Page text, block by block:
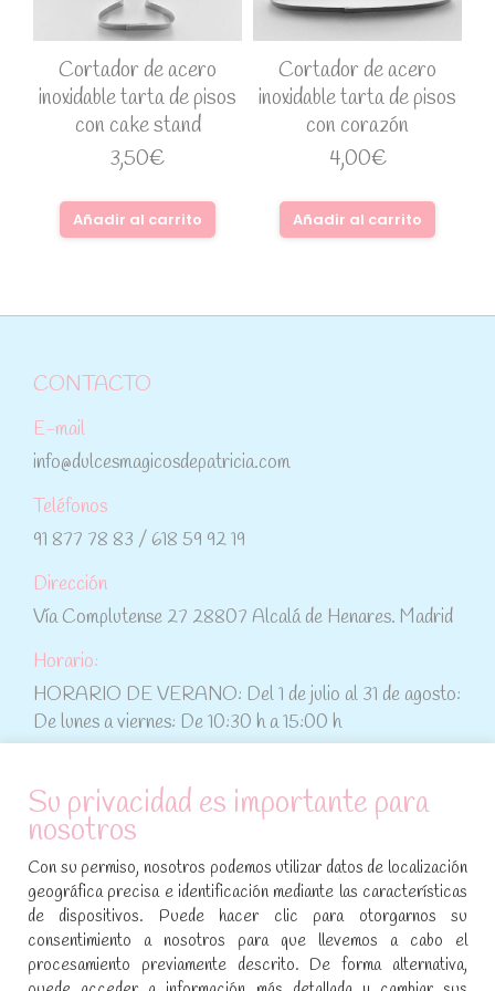
Cortador de acero
inoxidable tarta de pisos
con cake stand
3,50€
Añadir al carrito
Cortador de acero
inoxidable tarta de pisos
con corazón
4,00€
Añadir al carrito
CONTACTO
E-mail
info@dulcesmagicosdepatricia.com
Teléfonos
91 877 78 83 / 618 59 92 19
Dirección
Vía Complutense 27 28807 Alcalá de Henares. Madrid
Horario:
HORARIO DE VERANO: Del 1 de julio al 31 de agosto:
De lunes a viernes: De 10:30 h a 15:00 h
ATENCIÓN AL CLIENTE
Condiciones de compra
Aviso legal y política de privacidad
Política de cookies
Su privacidad es importante para
nosotros
Con su permiso, nosotros podemos utilizar datos de localización
geográfica precisa e identificación mediante las características
de dispositivos. Puede hacer clic para otorgarnos su
consentimiento a nosotros para que llevemos a cabo el
procesamiento previamente descrito. De forma alternativa,